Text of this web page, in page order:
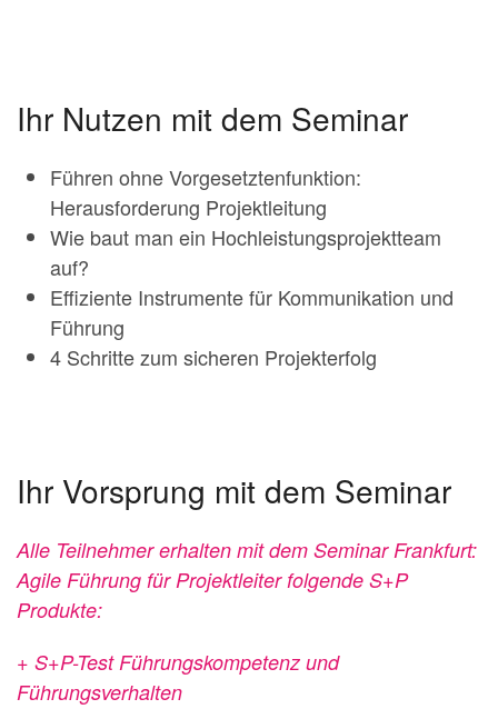
Ihr Nutzen mit dem Seminar
Führen ohne Vorgesetztenfunktion:
Herausforderung Projektleitung
Wie baut man ein Hochleistungsprojektteam
auf?
Effiziente Instrumente für Kommunikation und
Führung
4 Schritte zum sicheren Projekterfolg
Ihr Vorsprung mit dem Seminar
Alle Teilnehmer erhalten mit dem Seminar Frankfurt:
Agile Führung für Projektleiter folgende S+P
Produkte:
+ S+P-Test Führungskompetenz und
Führungsverhalten